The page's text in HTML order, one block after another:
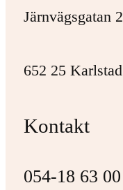
Järnvägsgatan 2
652 25 Karlstad
Kontakt
054-18 63 00